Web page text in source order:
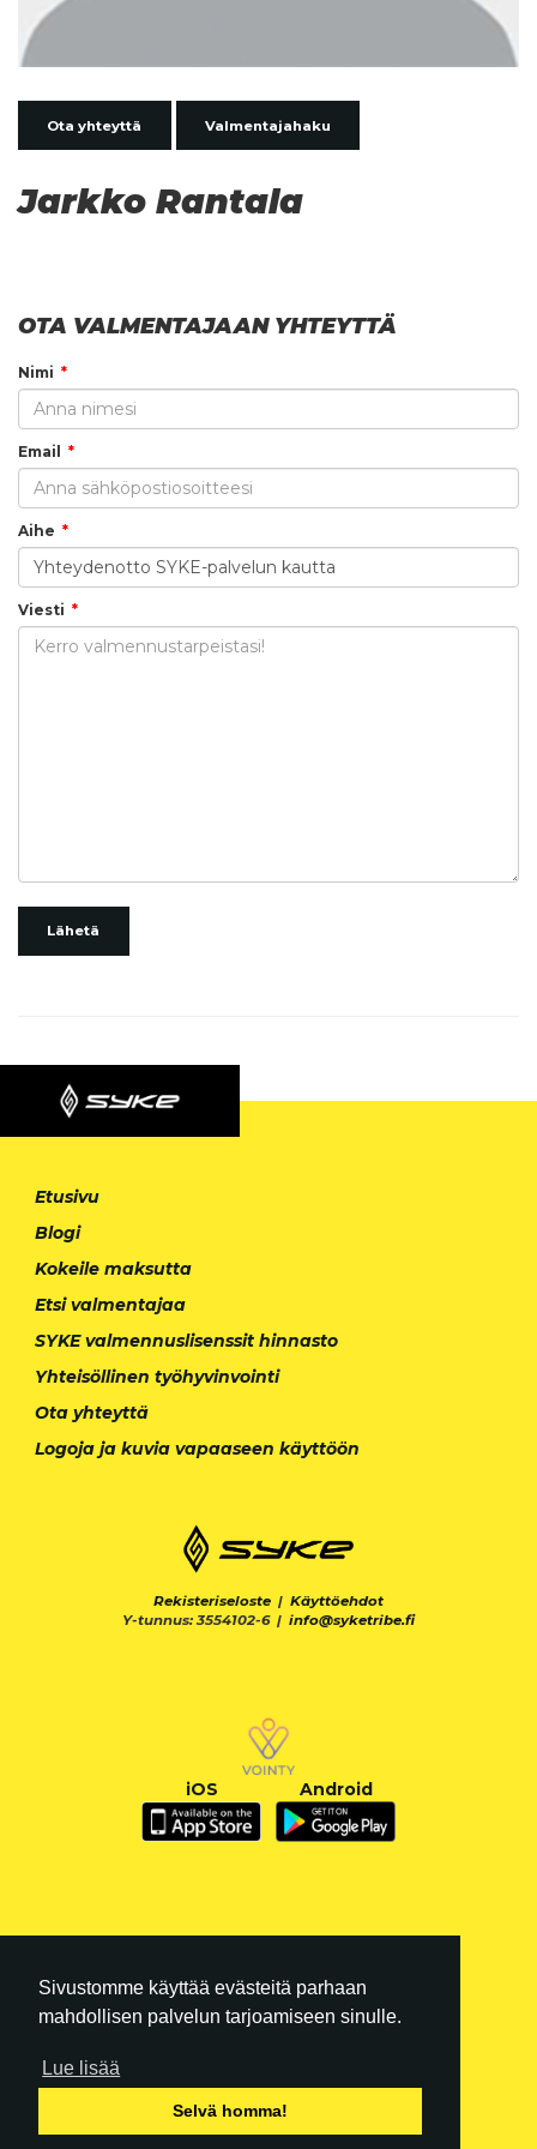
Sivustomme käyttää evästeitä parhaan
mahdollisen palvelun tarjoamiseen sinulle.
Lue lisää
Selvä homma!
Ota yhteyttä Valmentajahaku
Jarkko Rantala
OTA VALMENTAJAAN YHTEYTTÄ
Nimi
Email
Aihe
Viesti
Lähetä
Etusivu
Blogi
Kokeile maksutta
Etsi valmentajaa
SYKE valmennuslisenssit hinnasto
Yhteisöllinen työhyvinvointi
Ota yhteyttä
Logoja ja kuvia vapaaseen käyttöön
Rekisteriseloste | Käyttöehdot
Y-tunnus: 3554102-6 | info@syketribe.fi
iOS Android